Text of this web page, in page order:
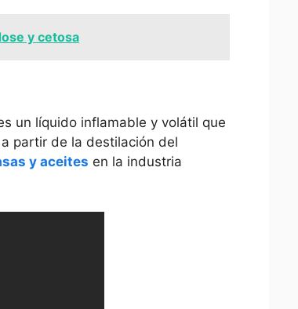
y cetosa
un líquido inflamable y volátil que
partir de la destilación del
y aceites en la industria